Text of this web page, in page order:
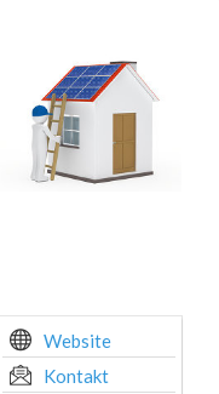
Website
Kontakt